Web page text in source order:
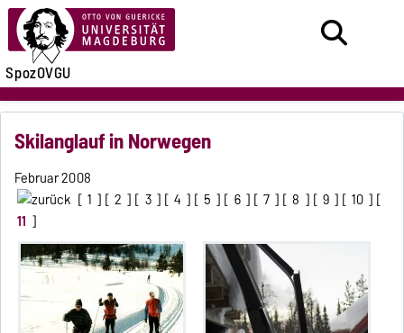
SpozOVGU
Skilanglauf in Norwegen
Februar 2008
[ 1 ] [ 2 ] [ 3 ] [ 4 ] [ 5 ] [ 6 ] [ 7 ] [ 8 ] [ 9 ] [ 10 ] [
11 ]